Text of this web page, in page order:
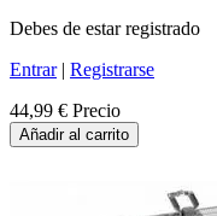
Debes de estar registrado
Entrar| Registrarse
44,99 € Precio
Añadir al carrito